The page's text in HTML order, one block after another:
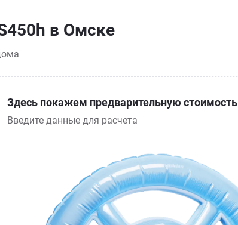
в Омске
Здесь покажем предварительную стоимость
Введите данные для расчета